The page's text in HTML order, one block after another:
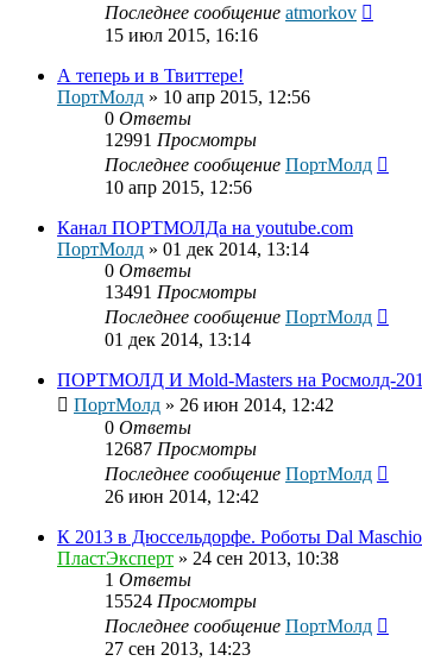
Последнее сообщение atmorkov
15 июл 2015, 16:16
А теперь и в Твиттере!
ПортМолд » 10 апр 2015, 12:56
0 Ответы
12991 Просмотры
Последнее сообщение ПортМолд
10 апр 2015, 12:56
Канал ПОРТМОЛДа на youtube.com
ПортМолд » 01 дек 2014, 13:14
0 Ответы
13491 Просмотры
Последнее сообщение ПортМолд
01 дек 2014, 13:14
ПОРТМОЛД И Mold-Masters на Росмолд-
ПортМолд » 26 июн 2014, 12:42
0 Ответы
12687 Просмотры
Последнее сообщение ПортМолд
26 июн 2014, 12:42
К 2013 в Дюссельдорфе. Роботы Dal
ПластЭксперт » 24 сен 2013, 10:38
1 Ответы
15524 Просмотры
Последнее сообщение ПортМолд
27 сен 2013, 14:23